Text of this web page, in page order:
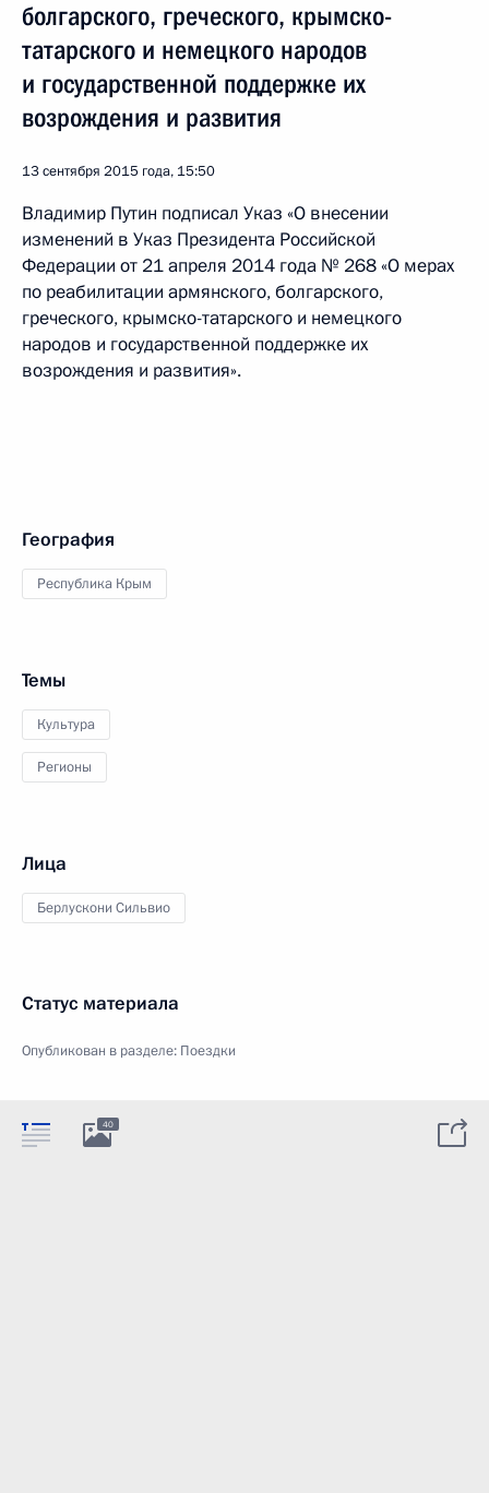
болгарского, греческого, крымско-
татарского и немецкого народов
и государственной поддержке их
возрождения и развития
13 сентября 2015 года, 15:50
Владимир Путин подписал Указ «О внесении
изменений в Указ Президента Российской
Федерации от 21 апреля 2014 года № 268 «О мерах
по реабилитации армянского, болгарского,
греческого, крымско-татарского и немецкого
народов и государственной поддержке их
возрождения и развития».
География
Республика Крым
Темы
Культура
Регионы
Лица
Берлускони Сильвио
Статус материала
Опубликован в разделе: Поездки
40